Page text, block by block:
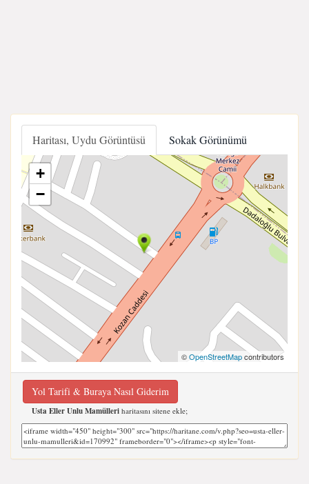
Haritası, Uydu Görüntüsü Sokak Görünümü
+
−
©OpenStreetMapcontributors
Yol Tarifi & Buraya Nasıl Giderim
Usta Eller Unlu Mamülleri haritasını sitene ekle;